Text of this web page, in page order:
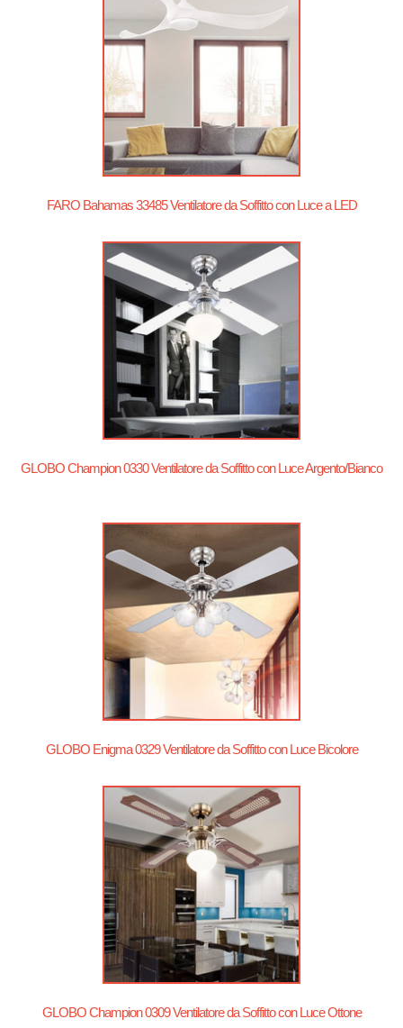
FARO Bahamas 33485 Ventilatore da Soffitto con Luce a LED
GLOBO Champion 0330 Ventilatore da Soffitto con Luce Argento/Bianco
GLOBO Enigma 0329 Ventilatore da Soffitto con Luce Bicolore
GLOBO Champion 0309 Ventilatore da Soffitto con Luce Ottone